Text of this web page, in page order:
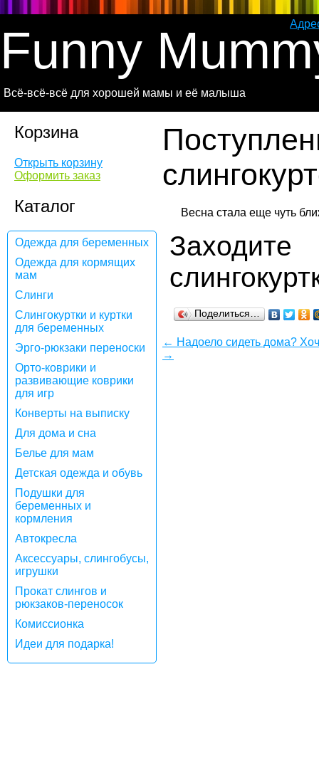
Funny
Всё-всё-всё для хорошей мамы и её малыша
Корзина
Открыть корзину
Оформить заказ
Каталог
Одежда для беременных
Одежда для кормящих
мам
Слинги
Слингокуртки и куртки
для беременных
Эрго-рюкзаки переноски
Орто-коврики и
развивающие коврики
для игр
Конверты на выписку
Для дома и сна
Белье для мам
Детская одежда и обувь
Подушки для
беременных и
кормления
Автокресла
Аксессуары, слингобусы,
игрушки
Прокат слингов и
рюкзаков-переносок
Комиссионка
Идеи для подарка!
Поделиться…
← Надоело сидеть дома?
→